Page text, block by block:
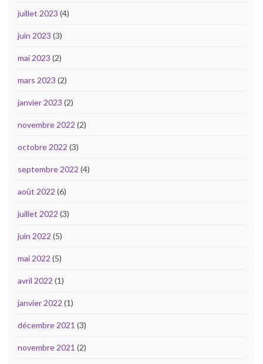
juillet 2023 (4)
juin 2023 (3)
mai 2023 (2)
mars 2023 (2)
janvier 2023 (2)
novembre 2022 (2)
octobre 2022 (3)
septembre 2022 (4)
août 2022 (6)
juillet 2022 (3)
juin 2022 (5)
mai 2022 (5)
avril 2022 (1)
janvier 2022 (1)
décembre 2021 (3)
novembre 2021 (2)